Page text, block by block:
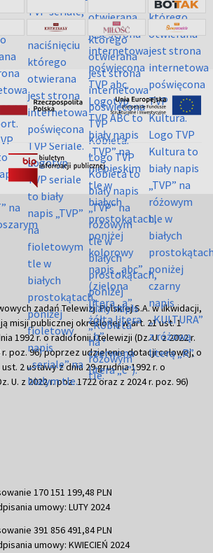
zadań Telewizji Polskiej S.A. w likwidacji,
misji publicznej określonej w art. 21 ust. 1
1992 r. o radiofonii i telewizji (Dz. U. z 2022 r.
r. poz. 96) poprzez udzielenie dotacji celowej, o
2 ustawy z dnia 29 grudnia 1992 r. o
U. z 2022 r. poz. 1722 oraz z 2024 r. poz. 96)
170 151 199,48 PLN
umowy: LUTY 2024
391 856 491,84 PLN
umowy: KWIECIEŃ 2024